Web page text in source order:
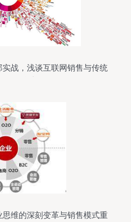
战，浅谈互联网销售与传统
维的深刻变革与销售模式重